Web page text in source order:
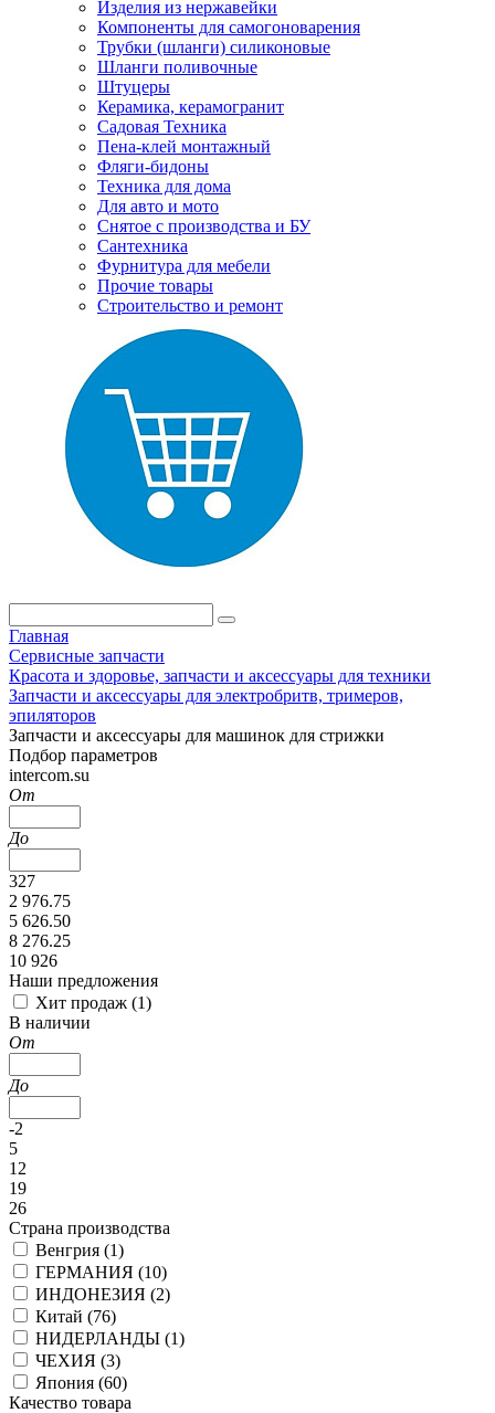
Изделия из нержавейки
Компоненты для самогоноварения
Трубки (шланги) силиконовые
Шланги поливочные
Штуцеры
Керамика, керамогранит
Садовая Техника
Пена-клей монтажный
Фляги-бидоны
Техника для дома
Для авто и мото
Снятое с производства и БУ
Сантехника
Фурнитура для мебели
Прочие товары
Строительство и ремонт
Главная
Сервисные запчасти
Красота и здоровье, запчасти и аксессуары для техники
Запчасти и аксессуары для электробритв, тримеров,
эпиляторов
Запчасти и аксессуары для машинок для стрижки
Подбор параметров
intercom.su
От
До
327
2 976.75
5 626.50
8 276.25
10 926
Наши предложения
Хит продаж (1)
В наличии
От
До
-2
5
12
19
26
Страна производства
Венгрия (1)
ГЕРМАНИЯ (10)
ИНДОНЕЗИЯ (2)
Китай (76)
НИДЕРЛАНДЫ (1)
ЧЕХИЯ (3)
Япония (60)
Качество товара